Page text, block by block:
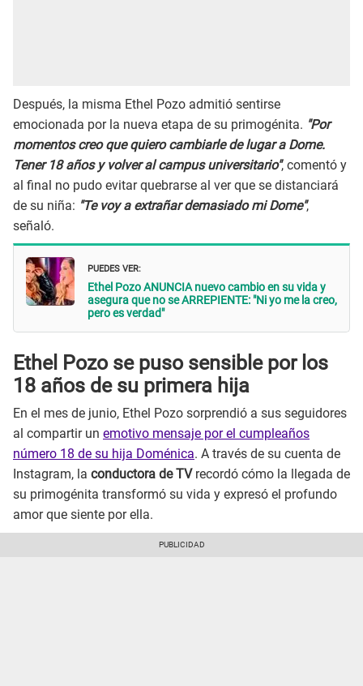
Después, la misma Ethel Pozo admitió sentirse
emocionada por la nueva etapa de su primogénita. "Por
momentos creo que quiero cambiarle de lugar a Dome.
Tener 18 años y volver al campus universitario", comentó y
al final no pudo evitar quebrarse al ver que se distanciará
de su niña: "Te voy a extrañar demasiado mi Dome",
señaló.
PUEDES VER:
Ethel Pozo ANUNCIA nuevo cambio en su vida y
asegura que no se ARREPIENTE: "Ni yo me la creo,
pero es verdad"
Ethel Pozo se puso sensible por los
18 años de su primera hija
En el mes de junio, Ethel Pozo sorprendió a sus seguidores
al compartir un emotivo mensaje por el cumpleaños
número 18 de su hija Doménica. A través de su cuenta de
Instagram, la conductora de TV recordó cómo la llegada de
su primogénita transformó su vida y expresó el profundo
amor que siente por ella.